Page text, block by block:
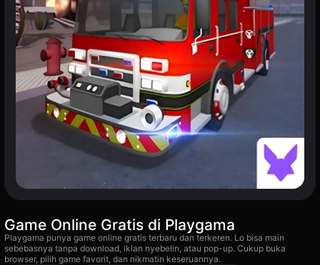
Game Online Gratis di Playgama
Playgama punya game online gratis terbaru dan terkeren. Lo bisa main
sebebasnya tanpa download, iklan nyebelin, atau pop-up. Cukup buka
browser, pilih game favorit, dan nikmatin keseruannya.